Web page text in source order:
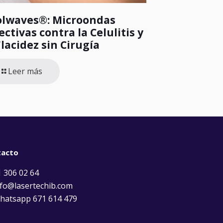
Microondas
contra la Celulitis y
sin Cirugía
Leer más
02 64
671 614 479